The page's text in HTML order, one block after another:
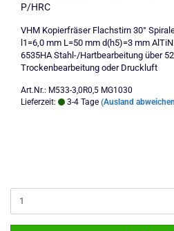
P/HRC
VHM Kopierfräser Flachstirn 30°
l1=6,0 mm L=50 mm d(h5)=3 mm
6535HA Stahl-/Hartbearbeitung über
Trockenbearbeitung oder Druckluft
Art.Nr.: M533-3,0R0,5 MG1030
Lieferzeit:
3-4 Tage (Ausland